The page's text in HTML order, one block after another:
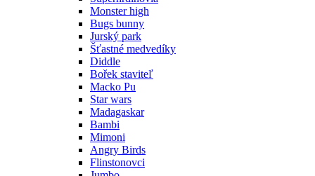
Monster high
Bugs bunny
Jurský park
Šťastné medvedíky
Diddle
Bořek staviteľ
Macko Pu
Star wars
Madagaskar
Bambi
Mimoni
Angry Birds
Flinstonovci